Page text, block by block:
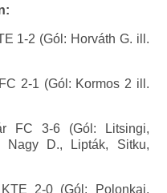
1-2 (Gól: Horváth G. ill.
2-1 (Gól: Kormos 2 ill.
FC 3-6 (Gól: Litsingi,
D., Lipták, Sitku,
2-0 (Gól: Polonkai,